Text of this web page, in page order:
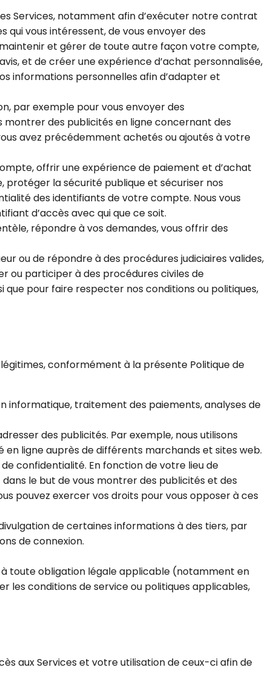
Services, notamment afin d’exécuter notre contrat
vous intéressent, de vous envoyer des
et gérer de toute autre façon votre compte,
et de créer une expérience d’achat personnalisée,
informations personnelles afin d’adapter et
par exemple pour vous envoyer des
des publicités en ligne concernant des
avez précédemment achetés ou ajoutés à votre
offrir une expérience de paiement et d’achat
protéger la sécurité publique et sécuriser nos
des identifiants de votre compte. Nous vous
d’accès avec qui que ce soit.
répondre à vos demandes, vous offrir des
ou de répondre à des procédures judiciaires valides,
ou participer à des procédures civiles de
que pour faire respecter nos conditions ou politiques,
conformément à la présente Politique de
informatique, traitement des paiements, analyses de
des publicités. Par exemple, nous utilisons
ligne auprès de différents marchands et sites web.
confidentialité. En fonction de votre lieu de
le but de vous montrer des publicités et des
pouvez exercer vos droits pour vous opposer à ces
de certaines informations à des tiers, par
de connexion.
à toute obligation légale applicable (notamment en
les conditions de service ou politiques applicables,
aux Services et votre utilisation de ceux-ci afin de